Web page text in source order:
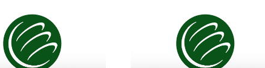
отчетности.
связи через оператора
электронного документооборота.